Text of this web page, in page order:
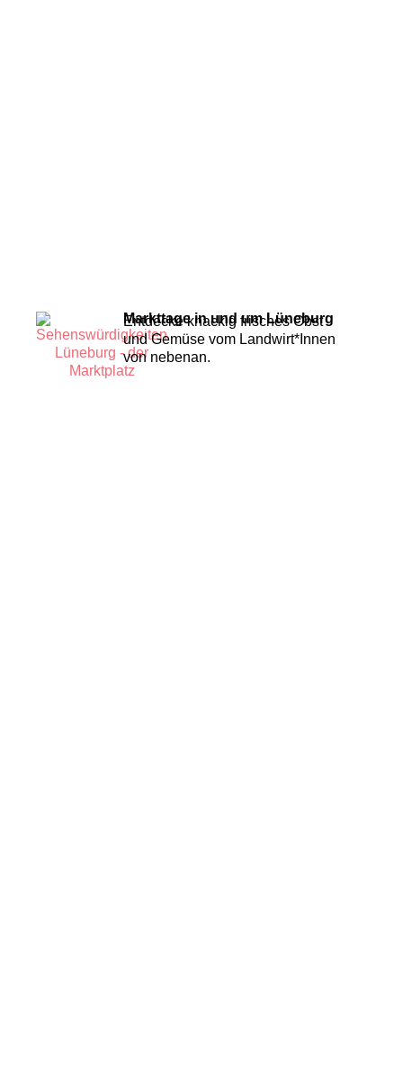
Markttage in und um Lüneburg
Entdecke knackig frisches Obst
und Gemüse vom Landwirt*Innen
von nebenan.